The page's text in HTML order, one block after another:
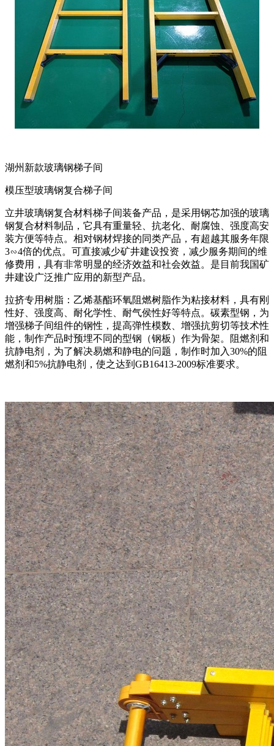
湖州新款玻璃钢梯子间
模压型玻璃钢复合梯子间
立井玻璃钢复合材料梯子间装备产品，是采用钢芯加强的玻璃
钢复合材料制品，它具有重量轻、抗老化、耐腐蚀、强度高安
装方便等特点。相对钢材焊接的同类产品，有超越其服务年限
3∽4倍的优点。可直接减少矿井建设投资，减少服务期间的维
修费用，具有非常明显的经济效益和社会效益。是目前我国矿
井建设广泛推广应用的新型产品。
拉挤专用树脂：乙烯基酯环氧阻燃树脂作为粘接材料，具有刚
性好、强度高、耐化学性、耐气侯性好等特点。碳素型钢，为
增强梯子间组件的钢性，提高弹性模数、增强抗剪切等技术性
能，制作产品时预埋不同的型钢（钢板）作为骨架。阻燃剂和
抗静电剂，为了解决易燃和静电的问题，制作时加入30%的阻
燃剂和5%抗静电剂，使之达到GB16413-2009标准要求。